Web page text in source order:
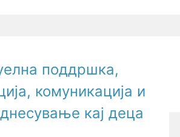
поддршка,
комуникација и
кај деца